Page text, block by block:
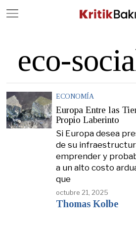
eco-
ECONOMÍA
Europa Entre las
Propio Laberinto
Si Europa desea
de su
emprender y
a un alto costo
que
octubre 21, 2025
Thomas Kolbe